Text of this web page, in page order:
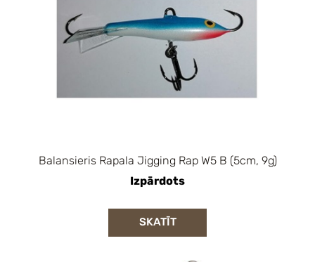
Balansieris Rapala Jigging Rap W5 B (5cm, 9g)
Izpārdots
SKATĪT